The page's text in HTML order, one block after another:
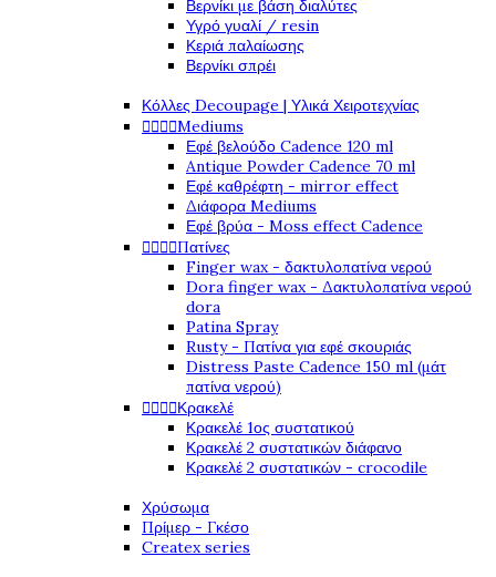
Βερνίκι με βάση διαλύτες
Υγρό γυαλί / resin
Κεριά παλαίωσης
Βερνίκι σπρέι
Κόλλες Decoupage | Υλικά Χειροτεχνίας
Mediums
Εφέ βελούδο Cadence 120 ml
Antique Powder Cadence 70 ml
Εφέ καθρέφτη - mirror effect
Διάφορα Mediums
Εφέ βρύα - Moss effect Cadence
Πατίνες
Finger wax - δακτυλοπατίνα νερού
Dora finger wax - Δακτυλοπατίνα νερού
dora
Patina Spray
Rusty - Πατίνα για εφέ σκουριάς
Distress Paste Cadence 150 ml (μάτ
πατίνα νερού)
Κρακελέ
Κρακελέ 1ος συστατικού
Κρακελέ 2 συστατικών διάφανο
Κρακελέ 2 συστατικών - crocodile
Χρύσωμα
Πρίμερ - Γκέσο
Createx series